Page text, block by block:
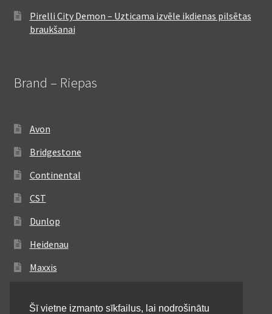
Pirelli City Demon – Uzticama izvēle ikdienas pilsētas
braukšanai
Brand – Riepas
Avon
Bridgestone
Continental
CST
Dunlop
Heidenau
Maxxis
Šī vietne izmanto sīkfailus, lai nodrošinātu